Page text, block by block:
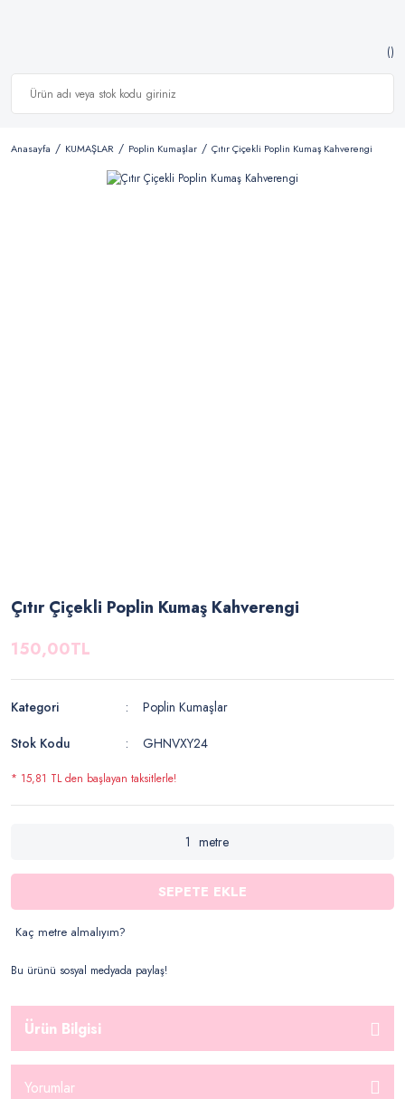
Anasayfa KUMAŞLAR Poplin Kumaşlar Çıtır Çiçekli Poplin Kumaş Kahverengi
Çıtır Çiçekli Poplin Kumaş Kahverengi
150,00TL
Kategori
Poplin Kumaşlar
Stok Kodu
GHNVXY24
* 15,81 TL den başlayan taksitlerle!
metre
SEPETE EKLE
Kaç metre almalıyım?
Bu ürünü sosyal medyada paylaş!
Ürün Bilgisi
Yorumlar